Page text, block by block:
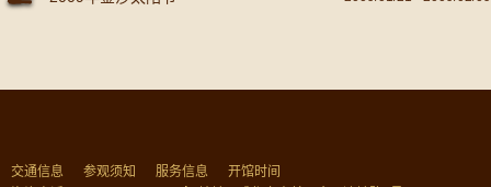
交通信息 参观须知 服务信息
开馆时间